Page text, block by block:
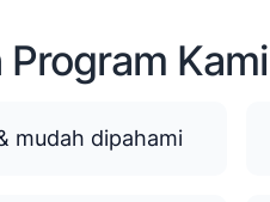
Kami
mudah dipahami